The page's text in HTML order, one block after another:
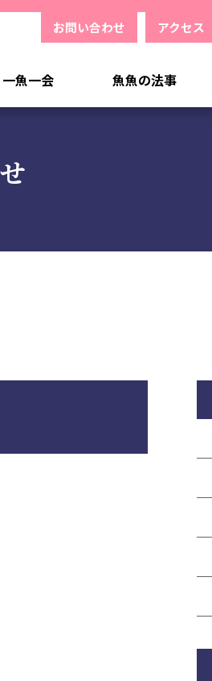
お問い合わせ アクセス
一魚一会 魚魚の法事